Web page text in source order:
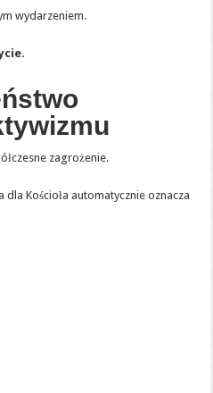
wydarzeniem.
zagrożenie.
Kościoła automatycznie oznacza